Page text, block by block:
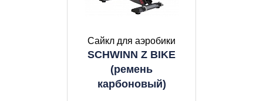
Сайкл для аэробики
SCHWINN Z BIKE
(ремень
карбоновый)